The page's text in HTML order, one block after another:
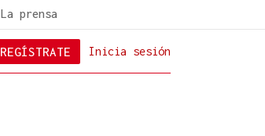
La prensa
Inicia sesión
REGÍSTRATE